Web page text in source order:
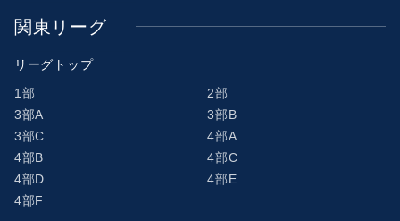
関東リーグ
リーグトップ
1部
2部
3部A
3部B
3部C
4部A
4部B
4部C
4部D
4部E
4部F